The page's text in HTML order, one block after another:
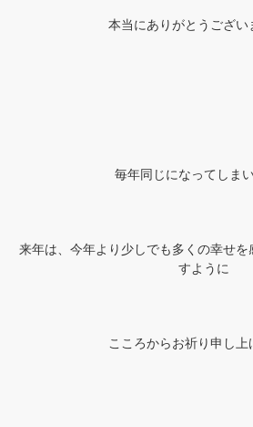
本当にありがとうござい
毎年同じになってしま
来年は、今年より少しでも多くの幸せを
すように
こころからお祈り申し上